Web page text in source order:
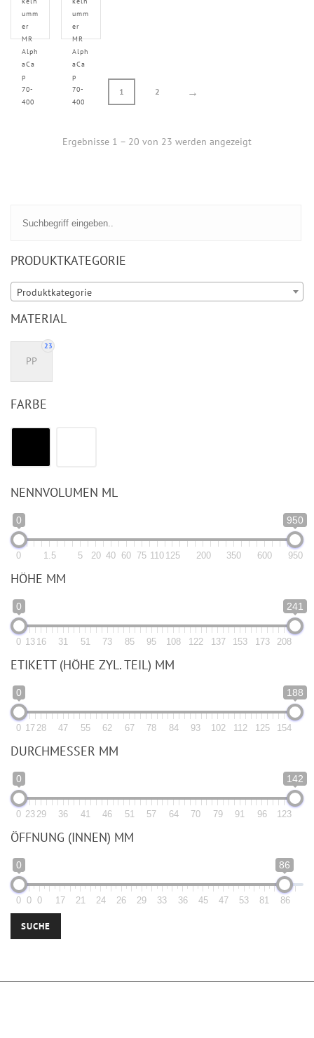
umm
er
MR
Alph
aCa
p
70-
400
umm
er
MR
Alph
aCa
p
70-
400
1 2 →
Ergebnisse 1 – 20 von 23 werden angezeigt
PRODUKTKATEGORIE
Produktkategorie
MATERIAL
23
PP
FARBE
NENNVOLUMEN ML
0 950
0 1.5 5 20 40 60 75 110 125 200 350 600 950
HÖHE MM
0 241
0 13 16 31 51 73 85 95 108 122 137 153 173 208
ETIKETT (HÖHE ZYL. TEIL) MM
0 188
0 17 28 47 55 62 67 78 84 93 102 112 125 154
DURCHMESSER MM
0 142
0 23 29 36 41 46 51 57 64 70 79 91 96 123
ÖFFNUNG (INNEN) MM
0 86
0 0 0 17 21 24 26 29 33 36 45 47 53 81 86
SUCHE